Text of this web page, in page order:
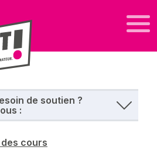
de soutien ?
:
cours